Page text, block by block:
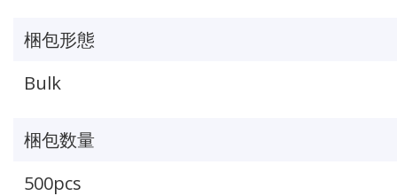
梱包形態
Bulk
梱包数量
500pcs